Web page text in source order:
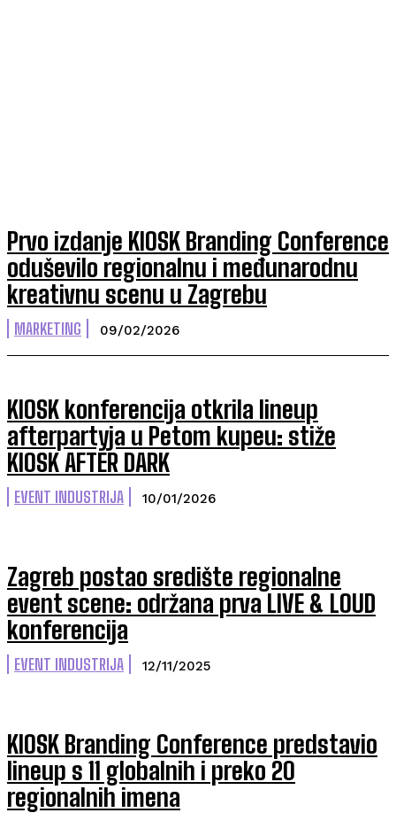
Prvo izdanje KIOSK Branding Conference
oduševilo regionalnu i međunarodnu
kreativnu scenu u Zagrebu
MARKETING 09/02/2026
KIOSK konferencija otkrila lineup
afterpartyja u Petom kupeu: stiže
KIOSK AFTER DARK
EVENT INDUSTRIJA 10/01/2026
Zagreb postao središte regionalne
event scene: održana prva LIVE & LOUD
konferencija
EVENT INDUSTRIJA 12/11/2025
KIOSK Branding Conference predstavio
lineup s 11 globalnih i preko 20
regionalnih imena